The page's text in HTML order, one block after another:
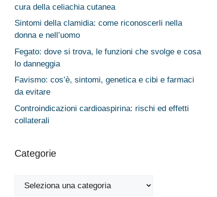
cura della celiachia cutanea
Sintomi della clamidia: come riconoscerli nella
donna e nell’uomo
Fegato: dove si trova, le funzioni che svolge e cosa
lo danneggia
Favismo: cos’è, sintomi, genetica e cibi e farmaci
da evitare
Controindicazioni cardioaspirina: rischi ed effetti
collaterali
Categorie
Categorie